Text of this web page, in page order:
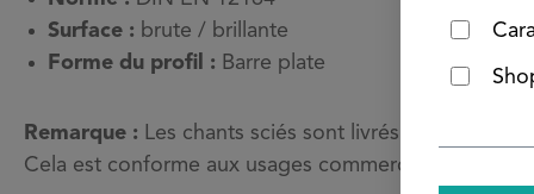
Surface : brute / brillante
Forme du profil : Barre plate
Remarque : Les chants sciés sont livrés bruts et
Cela est conforme aux usages commerciaux et ne